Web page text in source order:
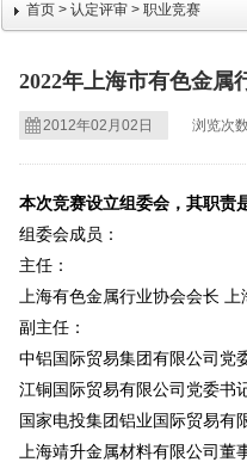
首页 > 认定评审 > 职业竞赛
2022年上海市有色金属
2012年02月02日 浏览次
本次竞赛设立组委会，其职责
组委会成员：
主任：
上海有色金属行业协会会长
副主任：
中铝国际贸易集团有限公司党
江铜国际贸易有限公司党委书
国家电投集团铝业国际贸易有
上海靖升金属材料有限公司董